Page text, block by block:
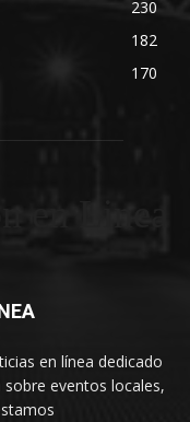
230
182
170
en línea dedicado
eventos locales,